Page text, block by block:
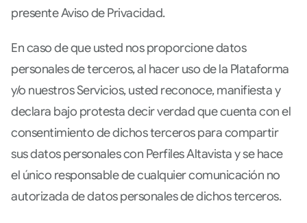
presente Aviso de Privacidad.
En caso de que usted nos proporcione datos
personales de terceros, al hacer uso de la Plataforma
y/o nuestros Servicios, usted reconoce, manifiesta y
declara bajo protesta decir verdad que cuenta con el
consentimiento de dichos terceros para compartir
sus datos personales con Perfiles Altavista y se hace
el único responsable de cualquier comunicación no
autorizada de datos personales de dichos terceros.